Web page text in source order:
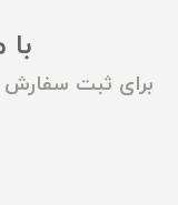
برای ثبت سفارش